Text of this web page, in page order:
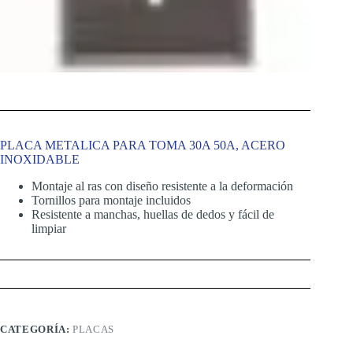
PLACA METALICA PARA TOMA 30A 50A, ACERO
INOXIDABLE
Montaje al ras con diseño resistente a la deformación
Tornillos para montaje incluidos
Resistente a manchas, huellas de dedos y fácil de
limpiar
CATEGORÍA:PLACAS